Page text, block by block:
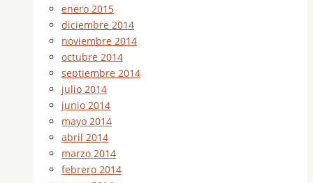
enero 2015
diciembre 2014
noviembre 2014
octubre 2014
septiembre 2014
julio 2014
junio 2014
mayo 2014
abril 2014
marzo 2014
febrero 2014